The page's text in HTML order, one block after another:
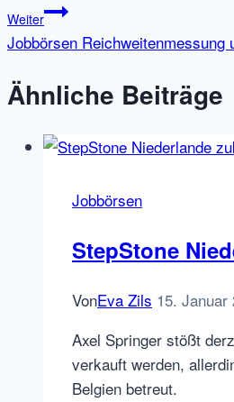
Weiter
Jobbörsen Reichweitenmessung
Ähnliche Beiträge
Jobbörsen
StepStone
VonEva Zils 15. Januar
Axel Springer stößt
verkauft werden,
Belgien betreut.